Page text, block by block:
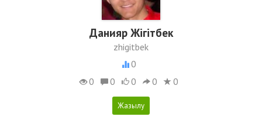
Данияр Жігітбек
zhigitbek
0
0
0 0 0 0